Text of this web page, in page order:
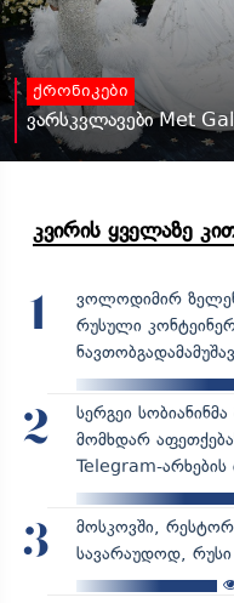
ქრონიკები
ვარსკვლავები Met
კვირის ყველაზე
1
ვოლოდიმირ
რუსული
2
სერგეი
მომხდარ
Telegram-
3
მოსკოვში,
სავარაუდოდ,